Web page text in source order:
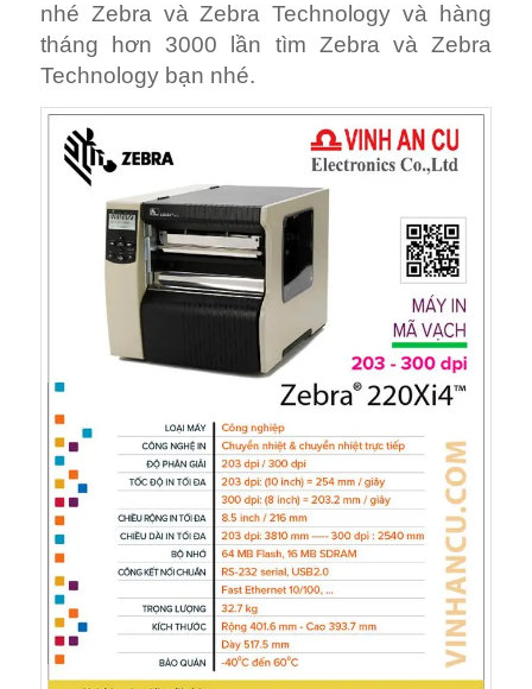
nhé Zebra và Zebra Technology và hàng
tháng hơn 3000 lần tìm Zebra và Zebra
Technology bạn nhé.